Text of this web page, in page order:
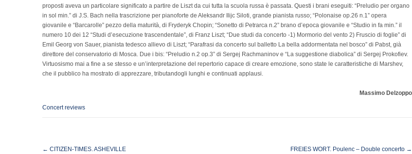
proposti aveva un particolare significato a partire de Liszt da cui tutta la scuola russa è passata. Questi i brani eseguiti: “Preludio per organo
in sol min.” di J.S. Bach nella trascrizione per pianoforte de Aleksandr Ilijc Siloti, grande pianista russo; “Polonaise op.26 n.1” opera
giovanile e “Barcarolle” pezzo della maturità, di Fryderyk Chopin; “Sonetto di Petrarca n.2” brano d’epoca giovanile e “Studio in fa min.” il
numero 10 dei 12 “Studi d’esecuzione trascendentale”, di Franz Liszt; “Due studi da concerto -1) Mormorio del vento 2) Fruscio di foglie” di
Emil Georg von Sauer, pianista tedesco allievo di Liszt; “Parafrasi da concerto sul balletto La bella addormentata nel bosco” di Pabst, già
direttore del conservatorio di Mosca. Due i bis: “Preludio n.2 op.3” di Sergej Rachmaninov e “La suggestione diabolica” di Sergej Prokofiev.
Virtuosismo mai a fine a se stesso e un’interpretazione del repertorio capace di creare emozione, sono state le caratteristiche di Marshev,
che il pubblico ha mostrato di apprezzare, tributandogli lunghi e continuati applausi.
Massimo Delzoppo
Concert reviews
Post
← CITIZEN-TIMES. ASHEVILLE FREIES WORT. Poulenc – Double concerto →